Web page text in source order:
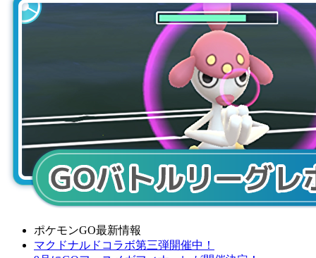
ポケモンGO最新情報
マクドナルドコラボ第三弾開催中！